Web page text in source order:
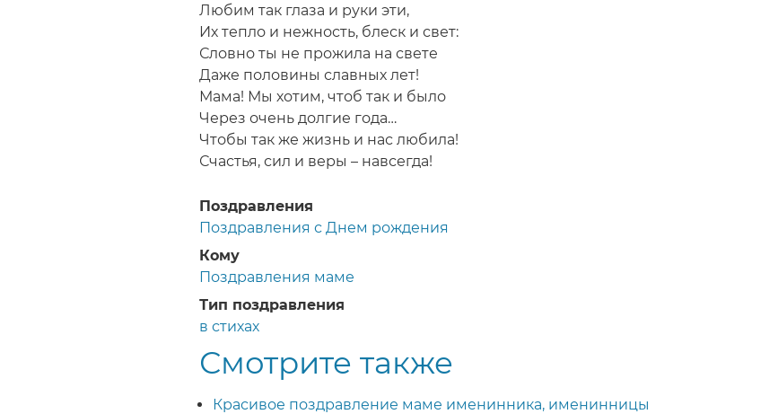
Любим так глаза и руки эти,
Их тепло и нежность, блеск и свет:
Словно ты не прожила на свете
Даже половины славных лет!
Мама! Мы хотим, чтоб так и было
Через очень долгие года…
Чтобы так же жизнь и нас любила!
Счастья, сил и веры – навсегда!
Поздравления
Поздравления с Днем рождения
Кому
Поздравления маме
Тип поздравления
в стихах
Смотрите также
Красивое поздравление маме именинника, именинницы